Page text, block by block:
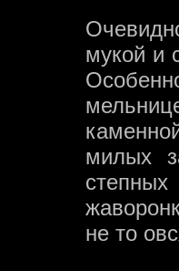
мукой и
милых
не то